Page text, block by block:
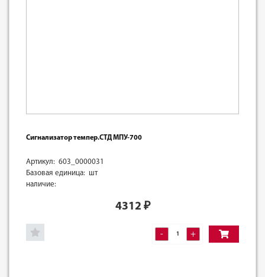
Сигнализатор темпер.СТД МПУ-700
Артикул: 603_0000031
Базовая единица: шт
наличие:
4312 ₽
- +